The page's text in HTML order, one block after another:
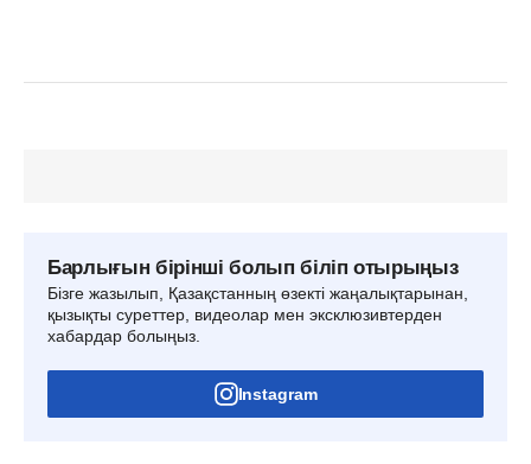
Барлығын бірінші болып біліп отырыңыз
Бізге жазылып, Қазақстанның өзекті жаңалықтарынан,
қызықты суреттер, видеолар мен эксклюзивтерден
хабардар болыңыз.
Instagram